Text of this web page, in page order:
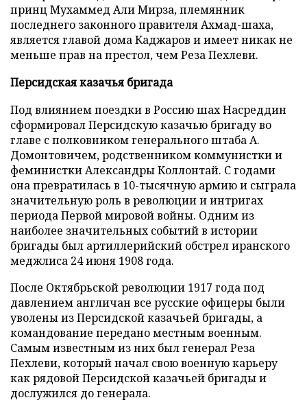
принц Мухаммед Али Мирза, племянник
последнего законного правителя Ахмад-шаха,
является главой дома Каджаров и имеет никак не
меньше прав на престол, чем Реза Пехлеви.
Персидская казачья бригада
Под влиянием поездки в Россию шах Насреддин
сформировал Персидскую казачью бригаду во
главе с полковником генерального штаба А.
Домонтовичем, родственником коммунистки и
феминистки Александры Коллонтай. С годами
она превратилась в 10-тысячную армию и сыграла
значительную роль в революции и интригах
периода Первой мировой войны. Одним из
наиболее значительных событий в истории
бригады был артиллерийский обстрел иранского
меджлиса 24 июня 1908 года.
После Октябрьской революции 1917 года под
давлением англичан все русские офицеры были
уволены из Персидской казачьей бригады, а
командование передано местным военным.
Самым известным из них был генерал Реза
Пехлеви, который начал свою военную карьеру
как рядовой Персидской казачьей бригады и
дослужился до генерала.